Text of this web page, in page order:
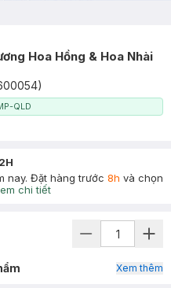
Hoa Hồng & Hoa Nhài
)
QLD
nay. Đặt hàng trước 8h và chọn
chi tiết
Xem thêm